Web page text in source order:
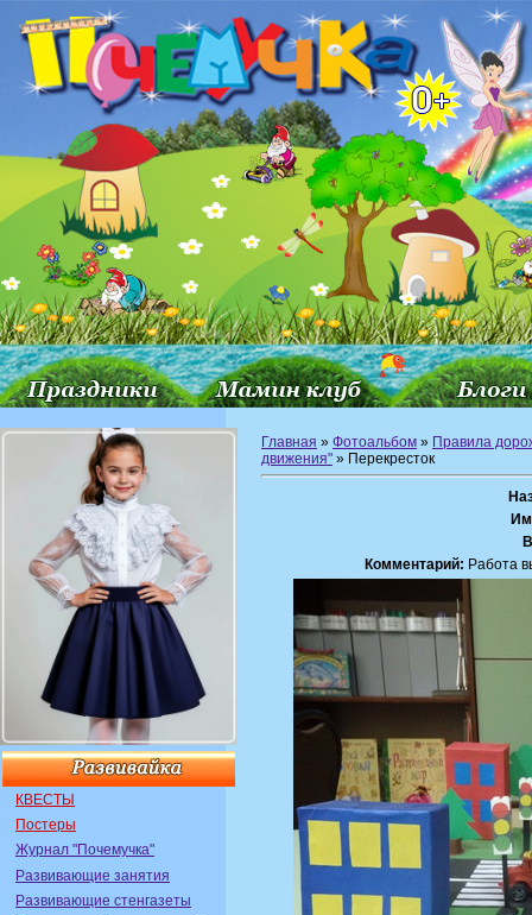
КВЕСТЫ
Постеры
Журнал "Почемучка"
Развивающие занятия
Развивающие стенгазеты
Главная » Фотоальбом » Правила
движения" » Перекресток
Комментарий: Работа